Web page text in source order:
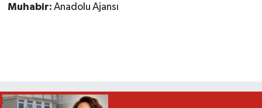
Muhabir: Anadolu Ajansı